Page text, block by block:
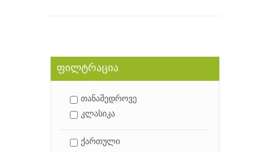
ფილტრაცია
თანამედროვე
კლასიკა
ქართული